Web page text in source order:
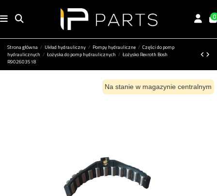
0
Strona główna Układ hydrauliczny Pompy hydrauliczne
Części do pomp
hydraulicznych
Łożyska do pomp hydraulicznych
Łożysko Rexroth Bosh
R902603518
Na stanie w magazynie centralnym